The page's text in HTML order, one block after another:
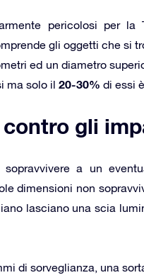
pericolosi per la
gli oggetti che si
ed un diametro
ma solo il 20-30% di essi
gli
a un
dimensioni non
lasciano una scia
di sorveglianza, una